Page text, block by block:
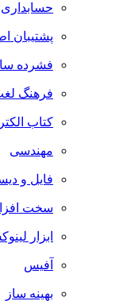
حسابداری
پشتیبان
فشرده
فرهنگ
کتاب
مهندسی
فایل و
سخت
ابزار
آفیس
بهینه ساز